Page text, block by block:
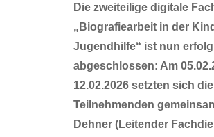
Die zweiteilige digitale
„Biografiearbeit in der
Jugendhilfe“ ist nun
abgeschlossen: Am
12.02.2026 setzten sich die
Teilnehmenden
Dehner (Leitender